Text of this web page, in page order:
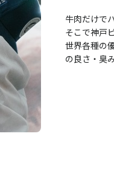
牛肉だけで
そこで神戸
世界各種の
の良さ・臭